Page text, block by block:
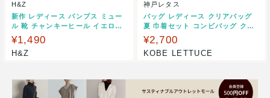
H&Z
新作 レディース パンプス ミュー
ル 靴 チャンキーヒール イエロー
ポインテッドトゥ ブルー レッド
¥1,490
H&Z
神戸レタス
バッグ レディース クリアバッグ
夏 巾着セット コンビバッグ クリ
ア B1355
¥2,700
KOBE LETTUCE